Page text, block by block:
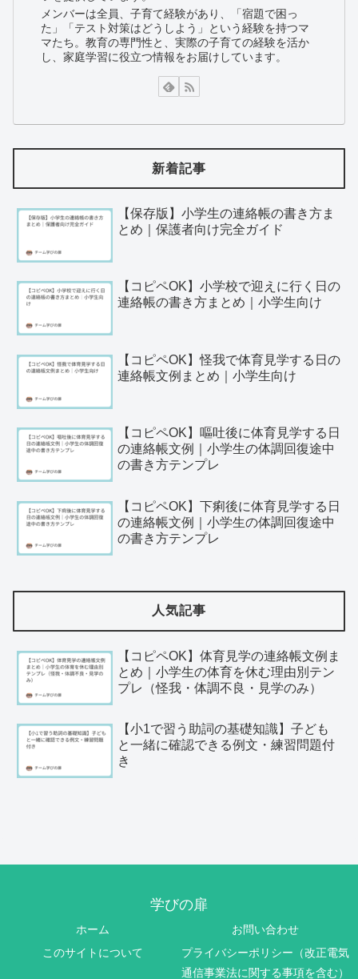
メンバーは全員、子育て経験があり、「宿題で困っ
た」「テスト対策はどうしよう」という経験を持つマ
マたち。教育の専門性と、実際の子育ての経験を活か
し、家庭学習に役立つ情報をお届けしています。
新着記事
【保存版】小学生の連絡帳の書き方ま
とめ｜保護者向け完全ガイド
【コピペOK】小学校で迎えに行く日の
連絡帳の書き方まとめ｜小学生向け
【コピペOK】怪我で体育見学する日の
連絡帳文例まとめ｜小学生向け
【コピペOK】嘔吐後に体育見学する日
の連絡帳文例｜小学生の体調回復途中
の書き方テンプレ
【コピペOK】下痢後に体育見学する日
の連絡帳文例｜小学生の体調回復途中
の書き方テンプレ
人気記事
【コピペOK】体育見学の連絡帳文例ま
とめ｜小学生の体育を休む理由別テン
プレ（怪我・体調不良・見学のみ）
【小1で習う助詞の基礎知識】子ども
と一緒に確認できる例文・練習問題付
き
学びの扉
ホーム
お問い合わせ
このサイトについて
プライバシーポリシー（改正電気
通信事業法に関する事項を含む）